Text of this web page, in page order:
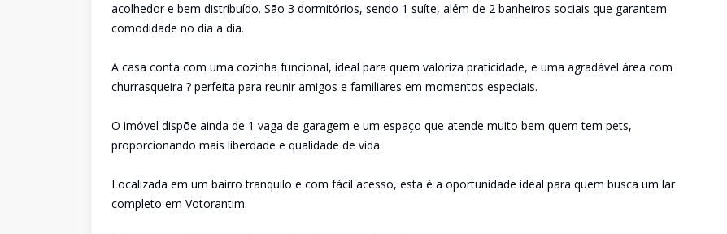
acolhedor e bem distribuído. São 3 dormitórios, sendo 1 suíte, além de 2 banheiros sociais que garantem
comodidade no dia a dia.
A casa conta com uma cozinha funcional, ideal para quem valoriza praticidade, e uma agradável área com
churrasqueira ? perfeita para reunir amigos e familiares em momentos especiais.
O imóvel dispõe ainda de 1 vaga de garagem e um espaço que atende muito bem quem tem pets,
proporcionando mais liberdade e qualidade de vida.
Localizada em um bairro tranquilo e com fácil acesso, esta é a oportunidade ideal para quem busca um lar
completo em Votorantim.